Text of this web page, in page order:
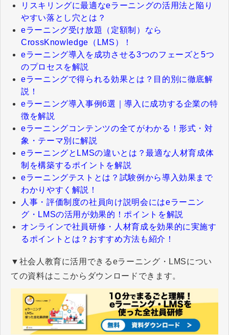
リスキリングに最適なeラーニングの活用法と陥り
やすい落とし穴とは？
eラーニング受け放題（定額制）なら
CrossKnowledge（LMS）！
eラーニング導入を成功させる3つのフェーズと5つ
のプロセスを解説
eラーニングで得られる効果とは？目的別に徹底解
説！
eラーニング導入事例6選｜導入に成功する企業の特
徴を解説
eラーニングコンテンツの全てがわかる！形式・対
象・テーマ別に解説
eラーニングとLMSの違いとは？最適な人材育成体
制を構築するポイントを解説
eラーニングテストとは？試験例から導入効果まで
わかりやすく解説！
人事・評価制度の社員向け説明会にはeラーニン
グ・LMSの活用が効果的！ポイントを解説
​​​​​​​オンラインで社員研修・人材育成を効果的に実施す
るポイントとは？おすすめ方法も紹介！
▼社会人教育に活用できるeラーニング・LMSについ
ての資料はここからダウンロードできます。